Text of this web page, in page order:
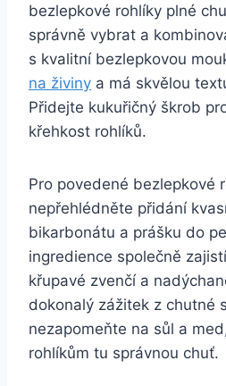
bezlepkové rohlíky plné
správně vybrat a
s kvalitní bezlepkovou
na živiny a má skvělou
Přidejte kukuřičný škrob
křehkost rohlíků.
Pro povedené bezlepkové
nepřehlédněte přidání
bikarbonátu a prášku do
ingredience společně
křupavé zvenčí a
dokonalý zážitek z chutné
nezapomeňte na sůl a
rohlíkům tu správnou chuť.